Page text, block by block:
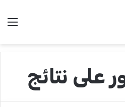
على نتائج